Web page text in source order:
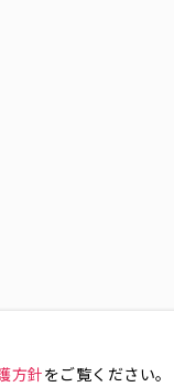
方針をご覧ください。